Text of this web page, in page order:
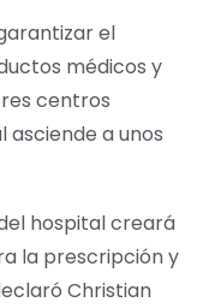
el
médicos y
centros
asciende a unos
hospital creará
la prescripción y
Christian